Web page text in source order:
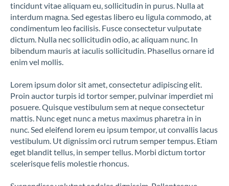
¿Te podemos asesorar?
Somos profesionales del mundo de la fachada
Nombre*
E-mail*
tincidunt vitae aliquam eu, sollicitudin in purus. Nulla at
interdum magna. Sed egestas libero eu ligula commodo, at
condimentum leo facilisis. Fusce consectetur vulputate
dictum. Nulla nec sollicitudin odio, ac aliquam nunc. In
bibendum mauris at iaculis sollicitudin. Phasellus ornare id
enim vel mollis.
Lorem ipsum dolor sit amet, consectetur adipiscing elit.
Proin auctor turpis id tortor semper, pulvinar imperdiet mi
posuere. Quisque vestibulum sem at neque consectetur
mattis. Nunc eget nunc a metus maximus pharetra in in
nunc. Sed eleifend lorem eu ipsum tempor, ut convallis lacus
vestibulum. Ut dignissim orci rutrum semper tempus. Etiam
eget blandit tellus, in semper tellus. Morbi dictum tortor
scelerisque felis molestie rhoncus.